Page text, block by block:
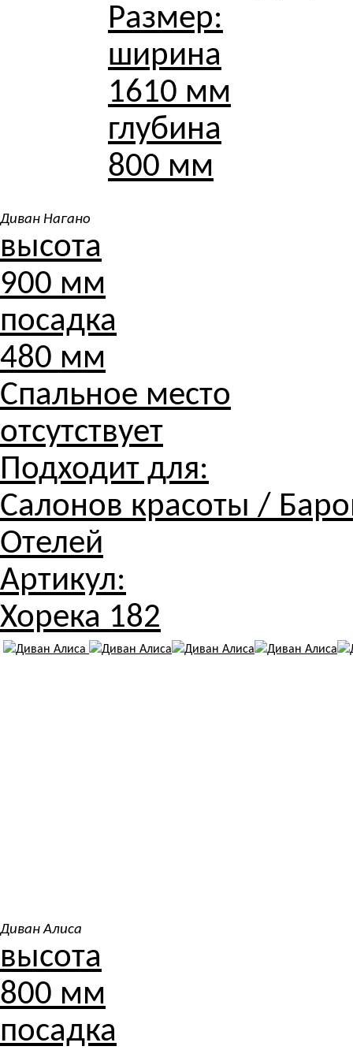
Диван Нагано
Размер:
ширина
1610 мм
глубина
800 мм
высота
900 мм
посадка
480 мм
Спальное место
отсутствует
Подходит для:
Салонов красоты /
Отелей
Артикул:
Хорека 182
Диван Алиса
высота
800 мм
посадка